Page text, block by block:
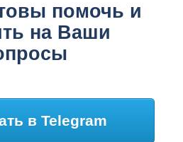
помочь и
на Ваши
в Telegram